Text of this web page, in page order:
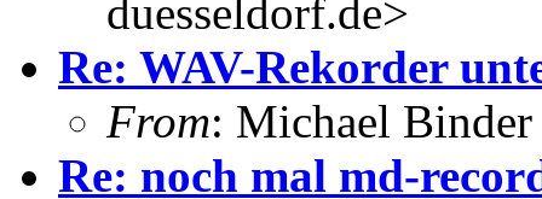
duesseldorf.de>
Re: WAV-Rekorder
From: Michael
Re: noch mal md-